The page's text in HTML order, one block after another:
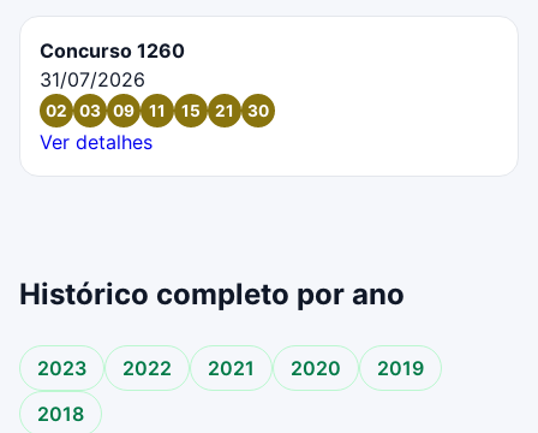
Concurso 1260
31/07/2026
02 03 09 11 15 21 30
Ver detalhes
Histórico completo por ano
2023 2022 2021 2020
2019
2018